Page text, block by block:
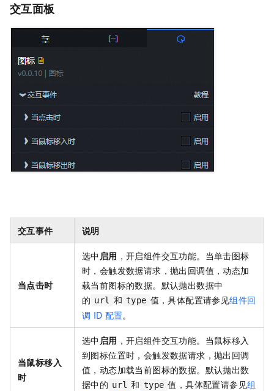
交互面板
交互事件 说明
当点击时
选中 启用 ，开启组件交互功能。当单击图标
时，会触发数据请求，抛出回调值，动态加
载当前图标的数据。默认抛出数据中
的 url 和 type 值，具体配置请参见组件回
调 ID 配置。
当鼠标移入
时
选中 启用 ，开启组件交互功能。当鼠标移入
到图标位置时，会触发数据请求，抛出回调
值，动态加载当前图标的数据。默认抛出数
据中的 url 和 type 值，具体配置请参见组